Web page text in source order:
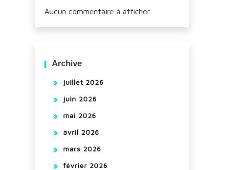
Aucun commentaire à afficher.
Archive
juillet 2026
juin 2026
mai 2026
avril 2026
mars 2026
février 2026